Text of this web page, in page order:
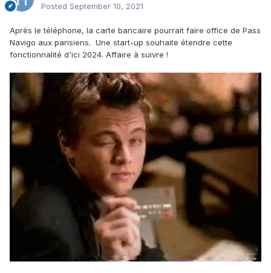
Posted September 10, 2021
Après le téléphone, la carte bancaire pourrait faire office de Pass
Navigo aux parisiens. Une start-up souhaite étendre cette
fonctionnalité d'ici 2024. Affaire à suivre !